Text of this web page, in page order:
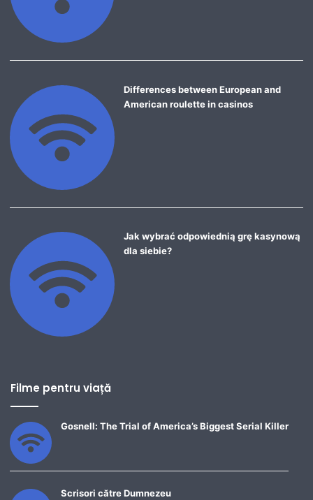
Differences between European and
American roulette in casinos
Jak wybrać odpowiednią grę kasynową
dla siebie?
Filme pentru viață
Gosnell: The Trial of America’s Biggest Serial Killer
Scrisori către Dumnezeu